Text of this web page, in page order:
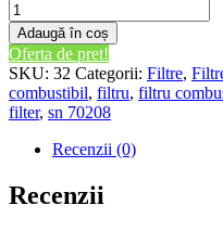
Adaugă în coș
Oferta de pret!
SKU: 32 Categorii: Filtre,
combustibil, filtru, filtru
filter, sn 70208
Recenzii (0)
Recenzii